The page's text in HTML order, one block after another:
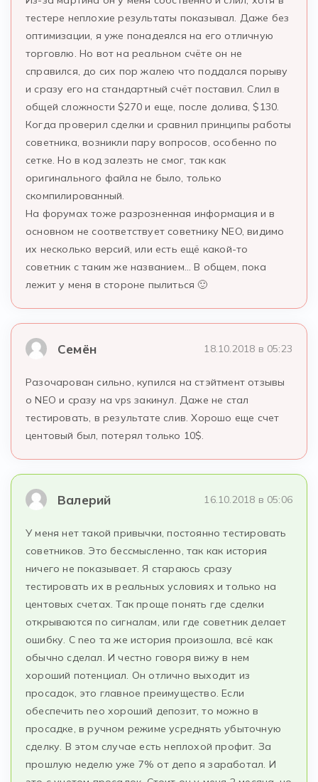
тестере неплохие результаты показывал. Даже без
оптимизации, я уже понадеялся на его отличную
торговлю. Но вот на реальном счёте он не
справился, до сих пор жалею что поддался порыву
и сразу его на стандартный счёт поставил. Слил в
общей сложности $270 и еще, после долива, $130.
Когда проверил сделки и сравнил принципы работы
советника, возникли пару вопросов, особенно по
сетке. Но в код залезть не смог, так как
оригинального файла не было, только
скомпилированный.
На форумах тоже разрозненная информация и в
основном не соответствует советнику NEO, видимо
их несколько версий, или есть ещё какой-то
советник с таким же названием… В общем, пока
лежит у меня в стороне пылиться 🙂
Семён 18.10.2018 в 05:23
Разочарован сильно, купился на стэйтмент отзывы
о NEO и сразу на vps закинул. Даже не стал
тестировать, в результате слив. Хорошо еще счет
центовый был, потерял только 10$.
Валерий 16.10.2018 в 05:06
У меня нет такой привычки, постоянно тестировать
советников. Это бессмысленно, так как история
ничего не показывает. Я стараюсь сразу
тестировать их в реальных условиях и только на
центовых счетах. Так проще понять где сделки
открываются по сигналам, или где советник делает
ошибку. С neo та же история произошла, всё как
обычно сделал. И честно говоря вижу в нем
хороший потенциал. Он отлично выходит из
просадок, это главное преимущество. Если
обеспечить neo хороший депозит, то можно в
просадке, в ручном режиме усреднять убыточную
сделку. В этом случае есть неплохой профит. За
прошлую неделю уже 7% от депо я заработал. И